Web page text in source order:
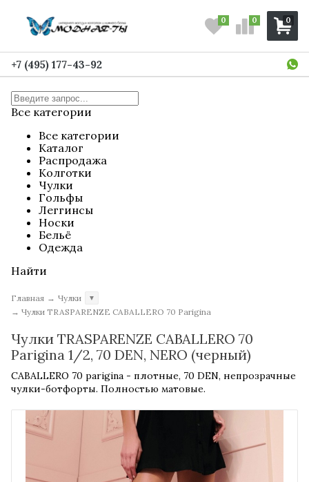
0
0 0
+7 (495) 177-43-92
Все категории
Все категории
Каталог
Распродажа
Колготки
Чулки
Гольфы
Леггинсы
Носки
Бельё
Одежда
Найти
Главная → Чулки ▼
→ Чулки TRASPARENZE CABALLERO 70 Parigina
Чулки TRASPARENZE CABALLERO 70
Parigina 1/2, 70 DEN, NERO (черный)
CABALLERO 70 parigina - плотные, 70 DEN, непрозрачные
чулки-ботфорты. Полностью матовые.